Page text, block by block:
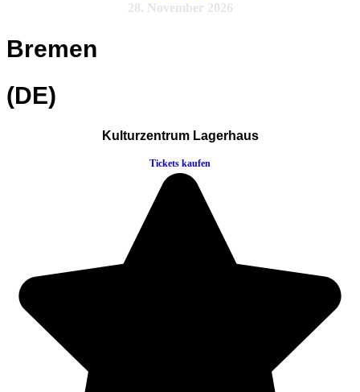
28. November 2026
Bremen
(DE)
Kulturzentrum Lagerhaus
Tickets kaufen